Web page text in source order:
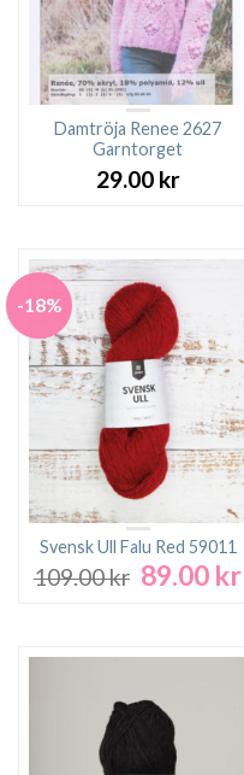
Damtröja Renee 2627
Garntorget
29.00 kr
-18%
Svensk Ull Falu Red 59011
109.00kr Det
109.00 kr.
89.00 kr